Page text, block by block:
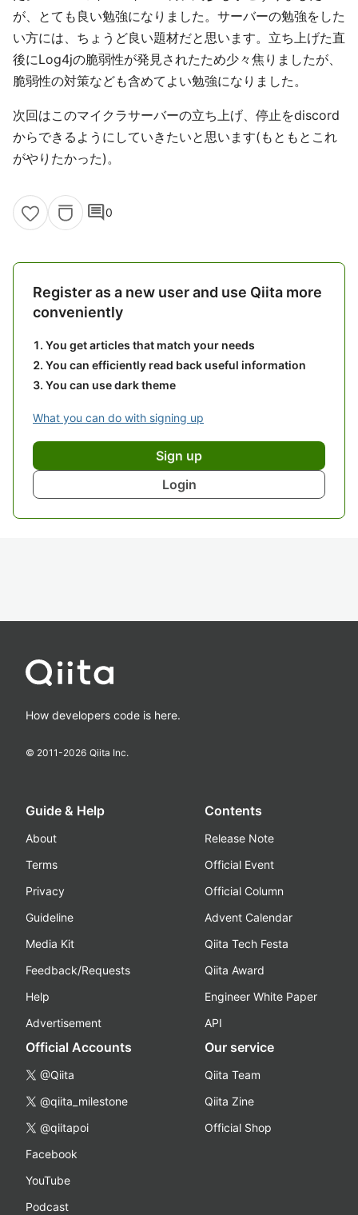
が、とても良い勉強になりました。サーバーの勉強をした
い方には、ちょうど良い題材だと思います。立ち上げた直
後にLog4jの脆弱性が発見されたため少々焦りましたが、
脆弱性の対策なども含めてよい勉強になりました。
次回はこのマイクラサーバーの立ち上げ、停止をdiscord
からできるようにしていきたいと思います(もともとこれ
がやりたかった)。
comment0
Register as a new user and use Qiita more
conveniently
You get articles that match your needs
You can efficiently read back useful information
You can use dark theme
What you can do with signing up
Sign up
Login
How developers code is here.
© 2011-2026 Qiita Inc.
Guide & Help
About
Terms
Privacy
Guideline
Media Kit
Feedback/Requests
Help
Advertisement
Contents
Release Note
Official Event
Official Column
Advent Calendar
Qiita Tech Festa
Qiita Award
Engineer White Paper
API
Official Accounts
@Qiita
@qiita_milestone
@qiitapoi
Facebook
YouTube
Podcast
Our service
Qiita Team
Qiita Zine
Official Shop